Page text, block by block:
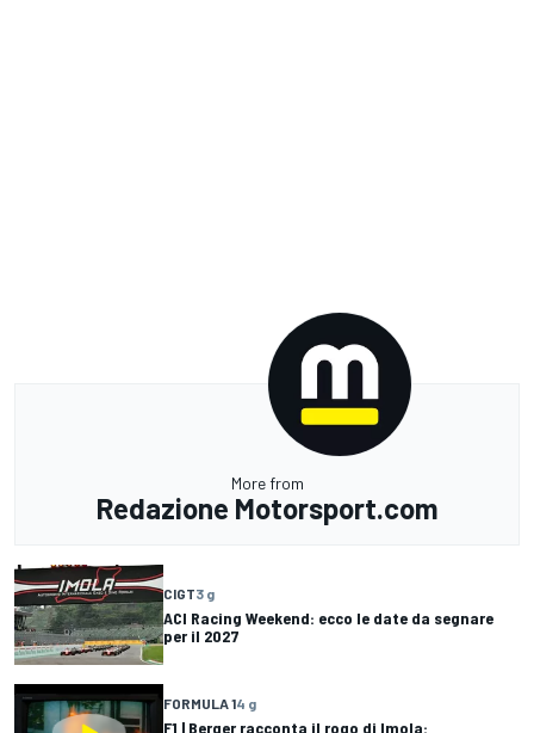
More from
Redazione Motorsport.com
CIGT3 g
ACI Racing Weekend: ecco le date da segnare
per il 2027
FORMULA 14 g
F1 | Berger racconta il rogo di Imola: